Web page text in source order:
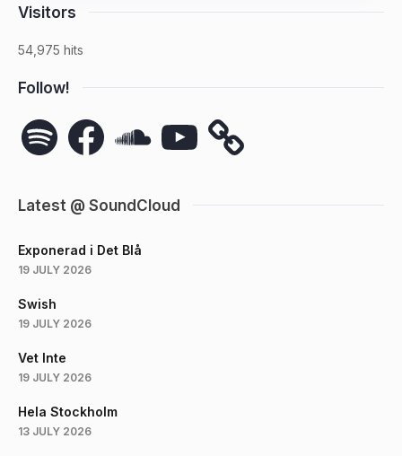
Visitors
54,975 hits
Follow!
Spotify Facebook YouTube
Latest @ SoundCloud
Exponerad i Det Blå
19 JULY 2026
Swish
19 JULY 2026
Vet Inte
19 JULY 2026
Hela Stockholm
13 JULY 2026